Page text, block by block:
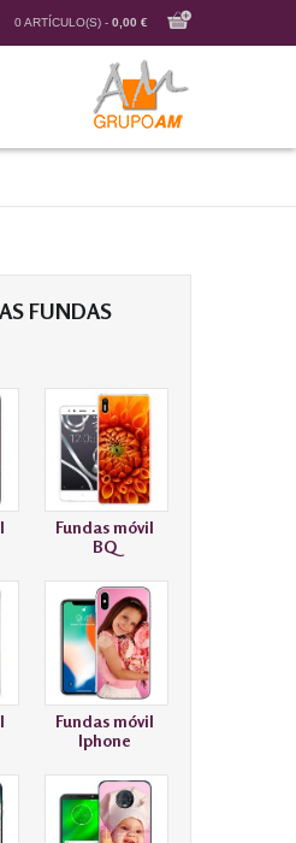
0 ARTÍCULO(S) - 0,00 €
FUNDAS
Fundas móvil
BQ
Fundas móvil
Iphone